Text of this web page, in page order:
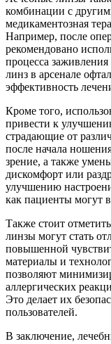
комбинации с
медикаментозная
Например, после
рекомендовано
процесса
линз в арсенале
эффективность
Кроме того,
привести к
страдающие от
после начала
зрение, а также
дискомфорт или
улучшению
как пациенты могут
Также стоит
линзы могут стать
повышенной
материалы и
позволяют
аллергических
Это делает их
пользователей.
В заключение,